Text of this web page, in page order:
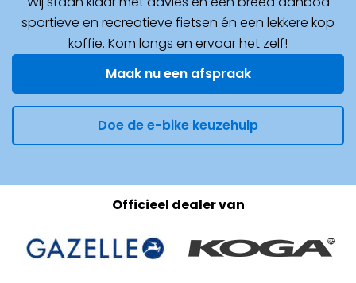
sportieve en recreatieve fietsen én een lekkere kop
koffie. Kom langs en ervaar het zelf!
Maak nu een afspraak
Doe de e-bike keuzehulp
Officieel dealer van